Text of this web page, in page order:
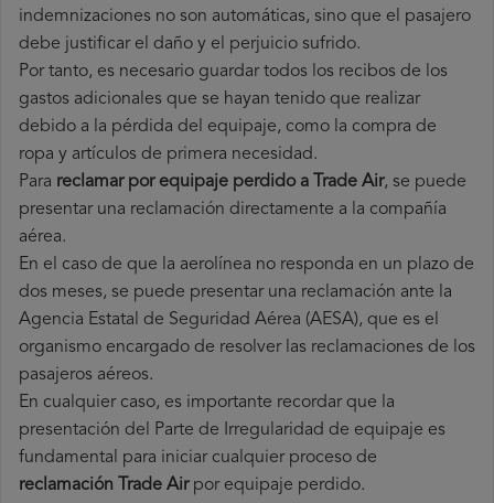
indemnizaciones no son automáticas, sino que el pasajero
debe justificar el daño y el perjuicio sufrido.
Por tanto, es necesario guardar todos los recibos de los
gastos adicionales que se hayan tenido que realizar
debido a la pérdida del equipaje, como la compra de
ropa y artículos de primera necesidad.
Para reclamar por equipaje perdido a Trade Air, se puede
presentar una reclamación directamente a la compañía
aérea.
En el caso de que la aerolínea no responda en un plazo de
dos meses, se puede presentar una reclamación ante la
Agencia Estatal de Seguridad Aérea (AESA), que es el
organismo encargado de resolver las reclamaciones de los
pasajeros aéreos.
En cualquier caso, es importante recordar que la
presentación del Parte de Irregularidad de equipaje es
fundamental para iniciar cualquier proceso de
reclamación Trade Airpor equipaje perdido.